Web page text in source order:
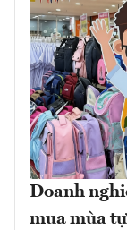
Doanh
mua mùa